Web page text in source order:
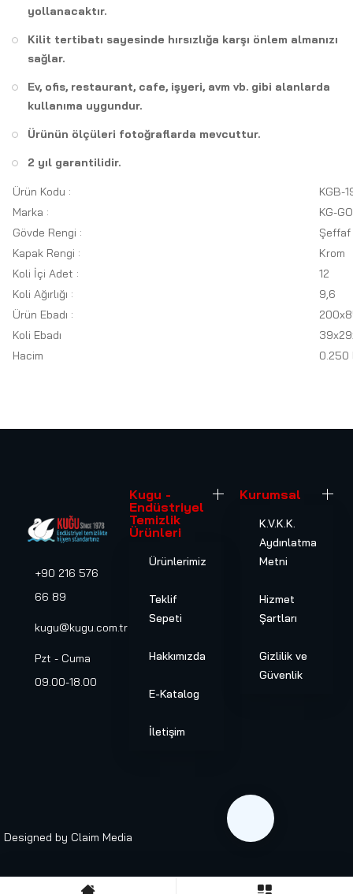
yollanacaktır.
Kilit tertibatı sayesinde hırsızlığa karşı önlem almanızı
sağlar.
Ev, ofis, restaurant, cafe, işyeri, avm vb. gibi alanlarda
kullanıma uygundur.
Ürünün ölçüleri fotoğraflarda mevcuttur.
2 yıl garantilidir.
Ürün Kodu :
KGB-
Marka :
KG-
Gövde Rengi :
Şeffaf
Kapak Rengi :
Krom
Koli İçi Adet :
12
Koli Ağırlığı :
9,6
Ürün Ebadı :
Koli Ebadı
Hacim
0.250
+90 216 576
66 89
kugu@kugu.com.tr
Pzt - Cuma
09.00-18.00
Kugu -
Endüstriyel
Temizlik
Ürünleri
Ürünlerimiz
Teklif
Sepeti
Hakkımızda
E-Katalog
İletişim
Kurumsal
K.V.K.K.
Aydınlatma
Metni
Hizmet
Şartları
Gizlilik ve
Güvenlik
Designed by Claim Media